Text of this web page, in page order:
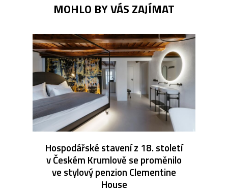
MOHLO BY VÁS ZAJÍMAT
Hospodářské stavení z 18. století
v Českém Krumlově se proměnilo
ve stylový penzion Clementine
House